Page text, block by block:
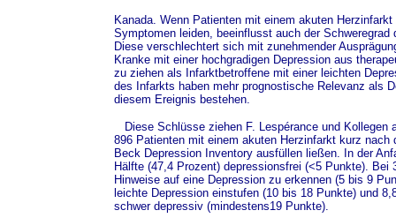
Kanada. Wenn Patienten mit einem akuten
Symptomen leiden, beeinflusst auch der Schweregrad
Diese verschlechtert sich mit zunehmender
Kranke mit einer hochgradigen Depression aus
zu ziehen als Infarktbetroffene mit einer leichten
des Infarkts haben mehr prognostische Relevanz als
diesem Ereignis bestehen.
Diese Schlüsse ziehen F. Lespérance und Kollegen
896 Patienten mit einem akuten Herzinfarkt kurz
Beck Depression Inventory ausfüllen ließen. In der
Hälfte (47,4 Prozent) depressionsfrei (<5 Punkte). Bei
Hinweise auf eine Depression zu erkennen (5 bis 9
leichte Depression einstufen (10 bis 18 Punkte) und
schwer depressiv (mindestens19 Punkte).